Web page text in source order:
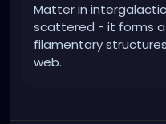
Matter in
scattered - it forms
filamentary
web.